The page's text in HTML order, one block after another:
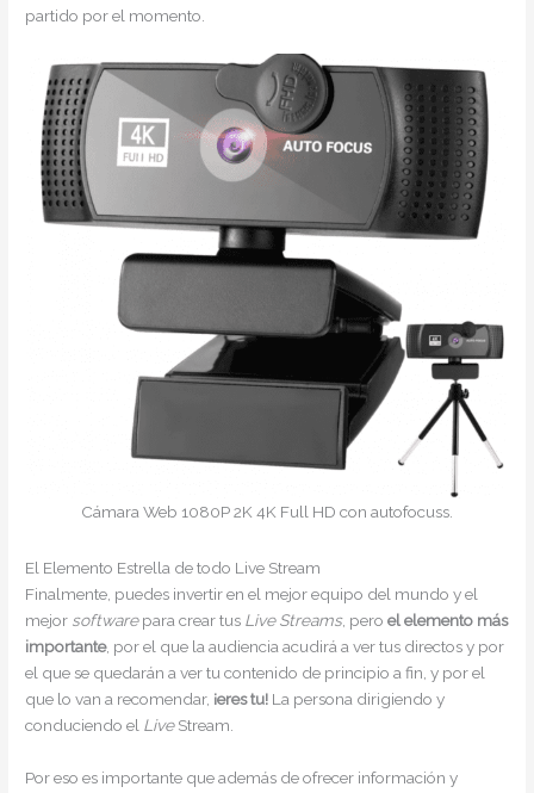
partido por el momento.
Cámara Web 1080P 2K 4K Full HD con autofocuss.
El Elemento Estrella de todo Live Stream
Finalmente, puedes invertir en el mejor equipo del mundo y el
mejor softwarepara crear tus Live Streams, peroel elemento más
importante, por el que la audiencia acudirá a ver tus directos y por
el que se quedarán a ver tu contenido de principio a fin, y por el
que lo van a recomendar, ¡eres tu! La persona dirigiendo y
conduciendo el LiveStream.
Por eso es importante que además de ofrecer información y